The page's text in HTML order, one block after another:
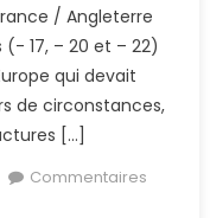
/ Angleterre
17, – 20 et – 22)
qui devait
de circonstances,
[…]
Commentaires